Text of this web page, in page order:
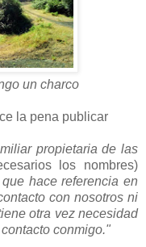
un charco
la pena publicar
propietaria de las
los nombres)
hace referencia en
con nosotros ni
otra vez necesidad
conmigo."